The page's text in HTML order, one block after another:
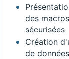
des
sécurisées
Création
de